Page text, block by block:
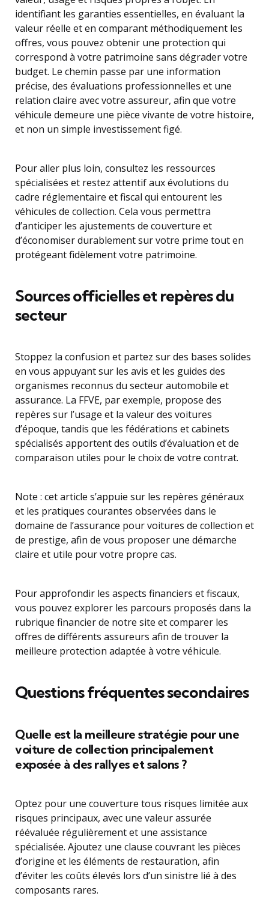
identifiant les garanties essentielles, en évaluant la
valeur réelle et en comparant méthodiquement les
offres, vous pouvez obtenir une protection qui
correspond à votre patrimoine sans dégrader votre
budget. Le chemin passe par une information
précise, des évaluations professionnelles et une
relation claire avec votre assureur, afin que votre
véhicule demeure une pièce vivante de votre histoire,
et non un simple investissement figé.
Pour aller plus loin, consultez les ressources
spécialisées et restez attentif aux évolutions du
cadre réglementaire et fiscal qui entourent les
véhicules de collection. Cela vous permettra
d’anticiper les ajustements de couverture et
d’économiser durablement sur votre prime tout en
protégeant fidèlement votre patrimoine.
Sources officielles et repères du
secteur
Stoppez la confusion et partez sur des bases solides
en vous appuyant sur les avis et les guides des
organismes reconnus du secteur automobile et
assurance. La FFVE, par exemple, propose des
repères sur l’usage et la valeur des voitures
d’époque, tandis que les fédérations et cabinets
spécialisés apportent des outils d’évaluation et de
comparaison utiles pour le choix de votre contrat.
Note : cet article s’appuie sur les repères généraux
et les pratiques courantes observées dans le
domaine de l’assurance pour voitures de collection et
de prestige, afin de vous proposer une démarche
claire et utile pour votre propre cas.
Pour approfondir les aspects financiers et fiscaux,
vous pouvez explorer les parcours proposés dans la
rubrique financier de notre site et comparer les
offres de différents assureurs afin de trouver la
meilleure protection adaptée à votre véhicule.
Questions fréquentes secondaires
Quelle est la meilleure stratégie pour une
voiture de collection principalement
exposée à des rallyes et salons ?
Optez pour une couverture tous risques limitée aux
risques principaux, avec une valeur assurée
réévaluée régulièrement et une assistance
spécialisée. Ajoutez une clause couvrant les pièces
d’origine et les éléments de restauration, afin
d’éviter les coûts élevés lors d’un sinistre lié à des
composants rares.